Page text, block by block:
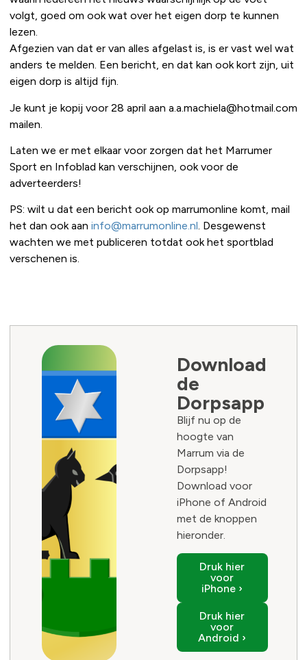
volgt, goed om ook wat over het eigen dorp te kunnen
lezen.
Afgezien van dat er van alles afgelast is, is er vast wel wat
anders te melden. Een bericht, en dat kan ook kort zijn, uit
eigen dorp is altijd fijn.
Je kunt je kopij voor 28 april aan a.a.machiela@hotmail.com
mailen.
Laten we er met elkaar voor zorgen dat het Marrumer
Sport en Infoblad kan verschijnen, ook voor de
adverteerders!
PS: wilt u dat een bericht ook op marrumonline komt, mail
het dan ook aan info@marrumonline.nl. Desgewenst
wachten we met publiceren totdat ook het sportblad
verschenen is.
Download
de
Dorpsapp
Blijf nu op de
hoogte van
Marrum via de
Dorpsapp!
Download voor
iPhone of Android
met de knoppen
hieronder.
Druk hier
voor
iPhone ›
Druk hier
voor
Android ›